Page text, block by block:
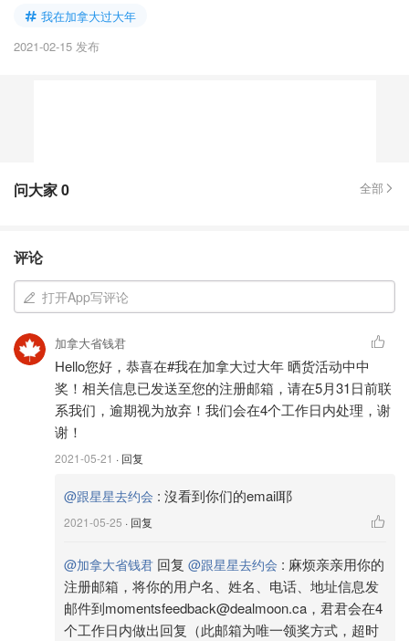
我在加拿大过大年
2021-02-15 发布
问大家0 全部
评论
打开App写评论
加拿大省钱君
Hello您好，恭喜在#我在加拿大过大年 晒货活动中中
奖！相关信息已发送至您的注册邮箱，请在5月31日前联
系我们，逾期视为放弃！我们会在4个工作日内处理，谢
谢！
2021-05-21 · 回复
@跟星星去约会 : 沒看到你们的email耶
2021-05-25 · 回复
@加拿大省钱君 回复 @跟星星去约会 : 麻烦亲亲用你的
注册邮箱，将你的用户名、姓名、电话、地址信息发
邮件到momentsfeedback@dealmoon.ca，君君会在4
个工作日内做出回复（此邮箱为唯一领奖方式，超时